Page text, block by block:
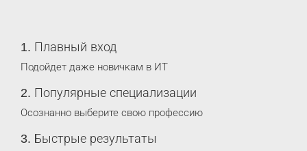
1. Плавный вход
Подойдет даже новичкам в ИТ
2. Популярные специализации
Осознанно выберите свою профессию
3. Быстрые результаты